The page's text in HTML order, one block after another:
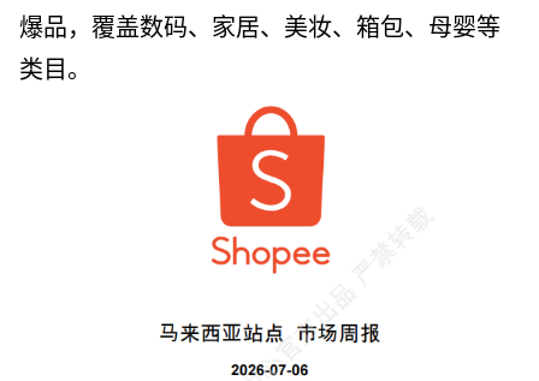
爆品，覆盖数码、家居、美妆、箱包、母婴等
类目。